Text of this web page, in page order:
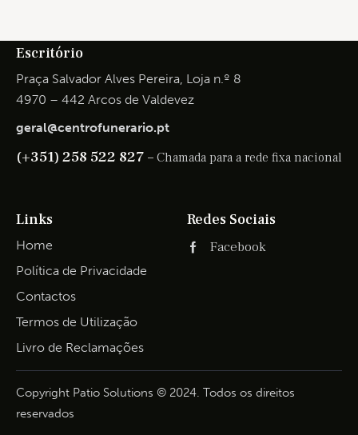
Escritório
Praça Salvador Alves Pereira, Loja n.º 8
4970 – 442 Arcos de Valdevez
geral@centrofunerario.pt
(+351) 258 522 827 – Chamada para a rede fixa nacional
Links
Home
Política de Privacidade
Contactos
Termos de Utilização
Livro de Reclamações
Redes Sociais
Facebook
Copyright Patio Solutions © 2024. Todos os direitos
reservados